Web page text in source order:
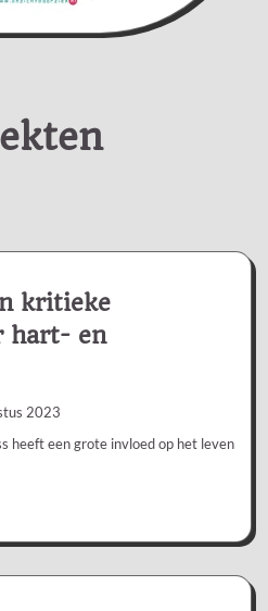
kritieke
hart- en
2023
heeft een grote invloed op het leven